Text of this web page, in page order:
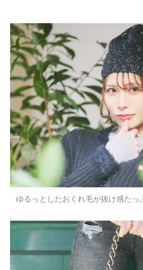
ゆるっとしたおくれ毛が抜け感た